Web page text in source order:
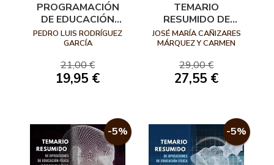
PROGRAMACIÓN
DE EDUCACIÓN
FÍSICA EN
PRIMARIA
PEDRO LUIS RODRÍGUEZ
GARCÍA
21,00 €
19,95 €
TEMARIO
RESUMIDO DE
OPOSICIONES DE
EDUCACIÓN FÍSICA
(LOMCE) VOLUMEN
IV
JOSÉ MARÍA CAÑIZARES
MÁRQUEZ Y CARMEN
29,00 €
27,55 €
-5% -5%